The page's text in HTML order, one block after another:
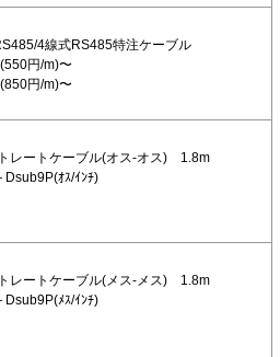
4線式RS485特注ケーブル
円/m)〜
円/m)〜
レートケーブル(オス-オス) 1.8m
ｵｽ/ｲﾝﾁ)
レートケーブル(メス-メス) 1.8m
ﾒｽ/ｲﾝﾁ)